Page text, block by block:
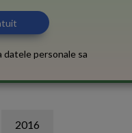
personale sa
2016